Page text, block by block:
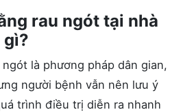
rau ngót tại nhà
gì?
là phương pháp dân gian,
người bệnh vẫn nên lưu ý
trình điều trị diễn ra nhanh